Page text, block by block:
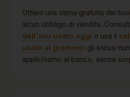
Ottieni una stima gratuita dei
alcun obbligo di vendita.
dell'oro usato oggi o usa il
usato al grammo: gli stessi
applichiamo al banco, senza